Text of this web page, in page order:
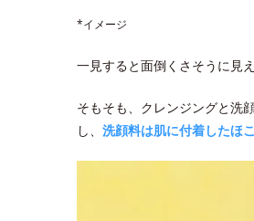
*イメージ
一見すると面倒くさそうに見
そもそも、クレンジングと洗
し、 洗顔料は肌に付着したほ